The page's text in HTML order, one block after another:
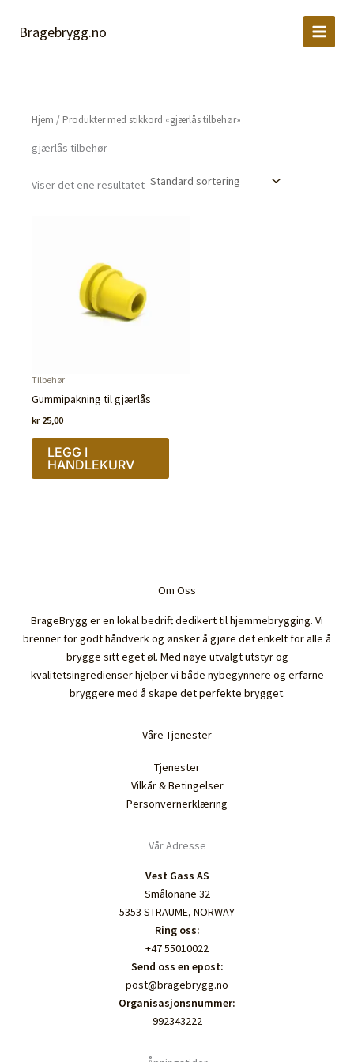
Bragebrygg.no
Hjem / Produkter med stikkord «gjærlås tilbehør»
gjærlås tilbehør
Viser det ene resultatet
Tilbehør
Gummipakning til gjærlås
kr25,00
LEGG I
HANDLEKURV
Om Oss
BrageBrygg er en lokal bedrift dedikert til hjemmebrygging. Vi
brenner for godt håndverk og ønsker å gjøre det enkelt for alle å
brygge sitt eget øl. Med nøye utvalgt utstyr og
kvalitetsingredienser hjelper vi både nybegynnere og erfarne
bryggere med å skape det perfekte brygget.
Våre Tjenester
Tjenester
Vilkår & Betingelser
Personvernerklæring
Vår Adresse
Vest Gass AS
Smålonane 32
5353 STRAUME, NORWAY
Ring oss:
+47 55010022
Send oss en epost:
post@bragebrygg.no
Organisasjonsnummer:
992343222